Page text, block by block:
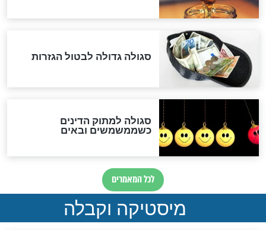
המסמך האבוד שנחשף
במרתפי מוסקבה: כתב היד
הנדיר של הרשב"ם התגלה
"מודה לקב"ה על כל השנים"
לכל המאמרים
אחרית הימים